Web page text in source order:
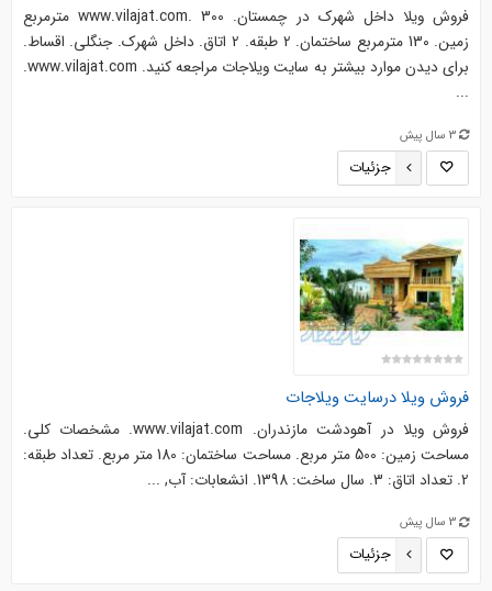
فروش ویلا داخل شهرک در چمستان. www.vilajat.com. 300 مترمربع
زمین. 130 مترمربع ساختمان. 2 طبقه. 2 اتاق. داخل شهرک. جنگلی. اقساط.
برای دیدن موارد بیشتر به سایت ویلاجات مراجعه کنید. www.vilajat.com.
...
3 سال پیش
جزئیات
فروش ویلا درسایت ویلاجات
فروش ویلا در آهودشت مازندران. www.vilajat.com. مشخصات کلی.
مساحت زمین: 500 متر مربع. مساحت ساختمان: 180 متر مربع. تعداد طبقه:
2. تعداد اتاق: 3. سال ساخت: 1398. انشعابات: آب, ...
3 سال پیش
جزئیات